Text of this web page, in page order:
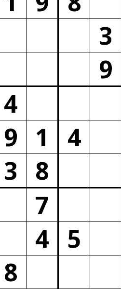
3
9
4
9 1
4
3
8
7
4
5
8